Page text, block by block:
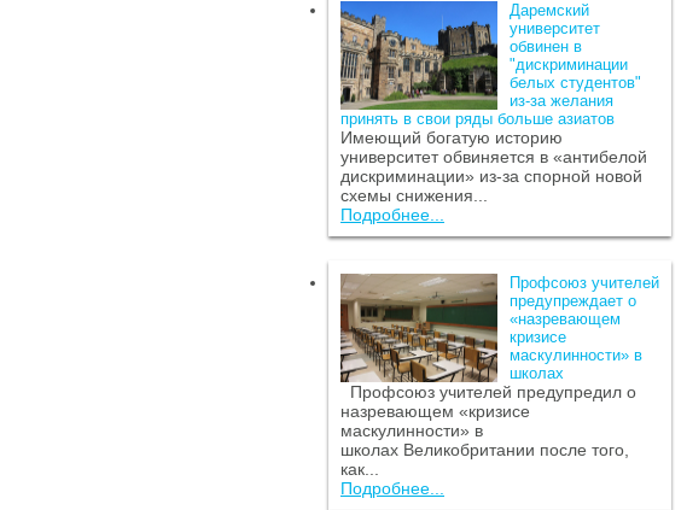
Даремский
университет
обвинен в
"дискриминации
белых студентов"
из-за желания
принять в свои ряды больше азиатов
Имеющий богатую историю
университет обвиняется в «антибелой
дискриминации» из-за спорной новой
схемы снижения...
Подробнее...
Профсоюз учителей
предупреждает о
«назревающем
кризисе
маскулинности» в
школах
Профсоюз учителей предупредил о
назревающем «кризисе
маскулинности» в
школах Великобритании после того,
как...
Подробнее...